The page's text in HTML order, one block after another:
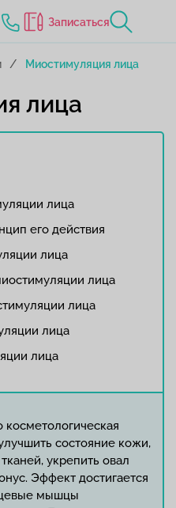
Записаться
Миостимуляция лица
лица
лица
его действия
лица
лица
лица
лица
лица
косметологическая
состояние кожи,
укрепить овал
Эффект достигается
мышцы